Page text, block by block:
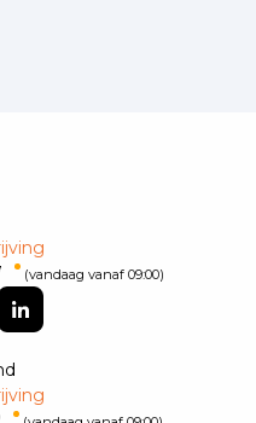
(vandaag vanaf 09:00)